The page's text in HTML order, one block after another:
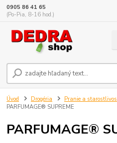
0905 86 41 65
(Po-Pia, 8-16 hod.)
Úvod Drogéria Pranie a
PARFUMAGE® SUPREME
PARFUMAGE®